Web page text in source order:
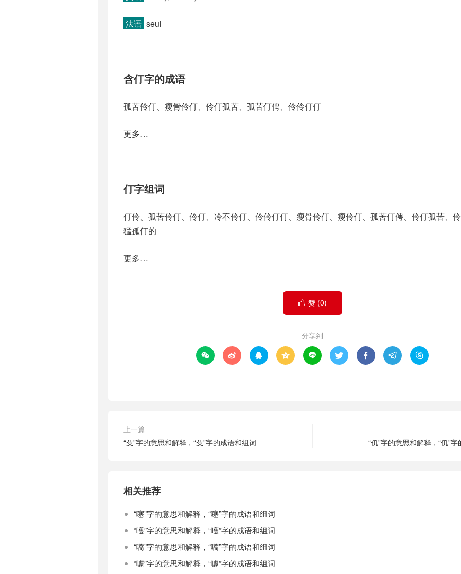
法语 seul
含仃字的成语
孤苦伶仃、瘦骨伶仃、伶仃孤苦、孤苦仃俜、伶伶仃仃
更多…
仃字组词
仃伶、孤苦伶仃、伶仃、冷不伶仃、伶伶仃仃、瘦骨伶仃、瘦伶仃、孤苦仃俜、伶仃孤苦、
猛孤仃的
更多…
 赞 (0)
分享到
        
上一篇
“殳”字的意思和解释，“殳”字的成语和组词
“仉”字的意思和解释，“仉”
相关推荐
“噻”字的意思和解释，“噻”字的成语和组词
“嚄”字的意思和解释，“嚄”字的成语和组词
“嚆”字的意思和解释，“嚆”字的成语和组词
“噱”字的意思和解释，“噱”字的成语和组词